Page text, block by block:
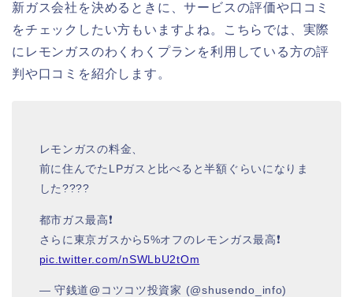
新ガス会社を決めるときに、サービスの評価や口コミ
をチェックしたい方もいますよね。こちらでは、実際
にレモンガスのわくわくプランを利用している方の評
判や口コミを紹介します。
レモンガスの料金、
前に住んでたLPガスと比べると半額ぐらいになりま
した????
都市ガス最高❗
さらに東京ガスから5%オフのレモンガス最高❗
pic.twitter.com/nSWLbU2tOm
— 守銭道@コツコツ投資家 (@shusendo_info)